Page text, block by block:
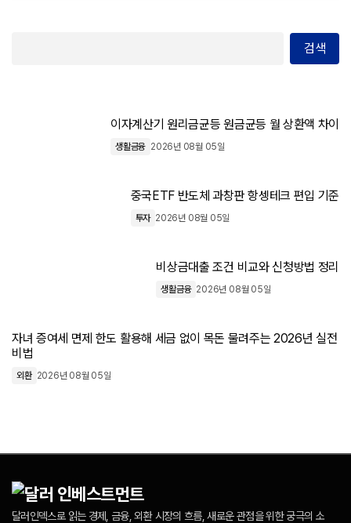
검색
이자계산기 원리금균등 원금균등 월 상환액 차이
생활금융 2026년 08월 05일
중국ETF 반도체 과창판 항셍테크 편입 기준
투자 2026년 08월 05일
비상금대출 조건 비교와 신청방법 정리
생활금융 2026년 08월 05일
자녀 증여세 면제 한도 활용해 세금 없이 목돈 물려주는 2026년 실전
비법
외환 2026년 08월 05일
달러인덱스로 읽는 경제, 금융, 외환 시장의 흐름, 새로운 관점을 위한 궁극의 소